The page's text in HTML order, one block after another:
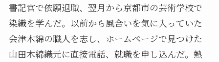
書記官で依願退職、翌月から京都市の芸術学校で
染織を学んだ。以前から風合いを気に入っていた
会津木綿の職人を志し、ホームページで見つけた
山田木綿織元に直接電話、就職を申し込んだ。熱